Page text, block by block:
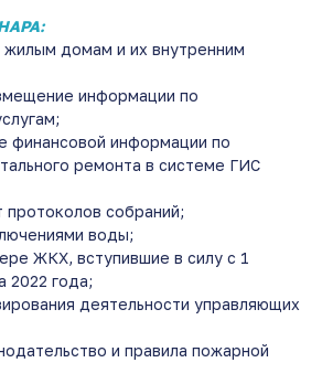
домам и их внутренним
информации по
финансовой информации по
ремонта в системе ГИС
протоколов собраний;
воды;
ЖКХ, вступившие в силу с 1
2022 года;
деятельности управляющих
и правила пожарной